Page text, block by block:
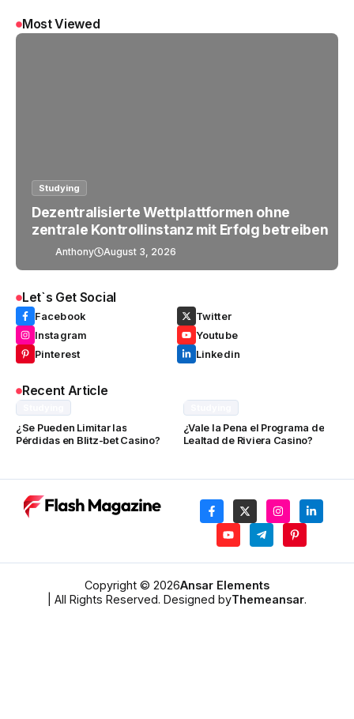
Most Viewed
Studying
Dezentralisierte Wettplattformen ohne
zentrale Kontrollinstanz mit Erfolg betreiben
Anthony August 3, 2026
Let`s Get Social
Facebook
Twitter
Instagram
Youtube
Pinterest
Linkedin
Recent Article
¿Se Pueden Limitar las
Pérdidas en Blitz-bet Casino?
¿Vale la Pena el Programa de
Lealtad de Riviera Casino?
Copyright © 2026Ansar Elements
| All Rights Reserved. Designed byThemeansar.